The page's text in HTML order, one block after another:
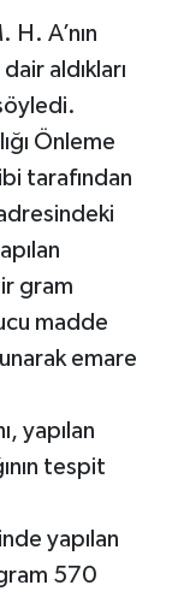
A’nın
aldıkları
Önleme
tarafından
gram
madde
emare
yapılan
tespit
yapılan
570